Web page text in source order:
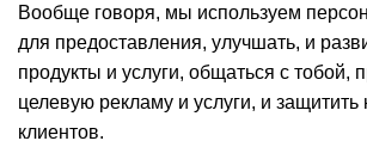
Вообще говоря, мы используем
для предоставления, улучшать, и
продукты и услуги, общаться с тобой,
целевую рекламу и услуги, и
клиентов.